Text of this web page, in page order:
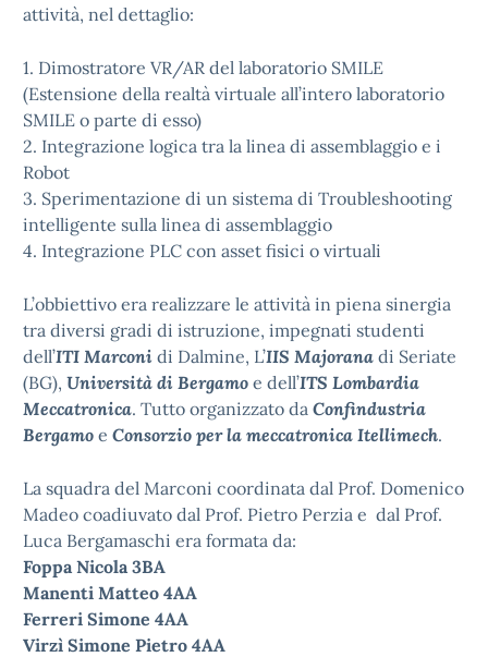
attività, nel dettaglio:
1. Dimostratore VR/AR del laboratorio SMILE
(Estensione della realtà virtuale all’intero laboratorio
SMILE o parte di esso)
2. Integrazione logica tra la linea di assemblaggio e i
Robot
3. Sperimentazione di un sistema di Troubleshooting
intelligente sulla linea di assemblaggio
4. Integrazione PLC con asset fisici o virtuali
L’obbiettivo era realizzare le attività in piena sinergia
tra diversi gradi di istruzione, impegnati studenti
dell’ITI Marconi di Dalmine, L’IIS Majorana di Seriate
(BG), Università di Bergamo e dell’ITS Lombardia
Meccatronica. Tutto organizzato da Confindustria
Bergamo e Consorzio per la meccatronica Itellimech.
La squadra del Marconi coordinata dal Prof. Domenico
Madeo coadiuvato dal Prof. Pietro Perzia e dal Prof.
Luca Bergamaschi era formata da:
Foppa Nicola 3BA
Manenti Matteo 4AA
Ferreri Simone 4AA
Virzì Simone Pietro 4AA